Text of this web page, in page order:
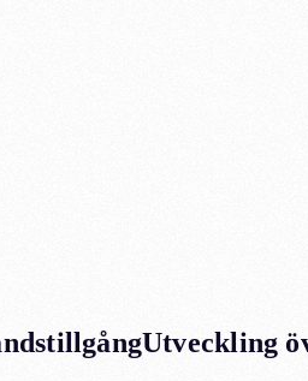
Utveckling